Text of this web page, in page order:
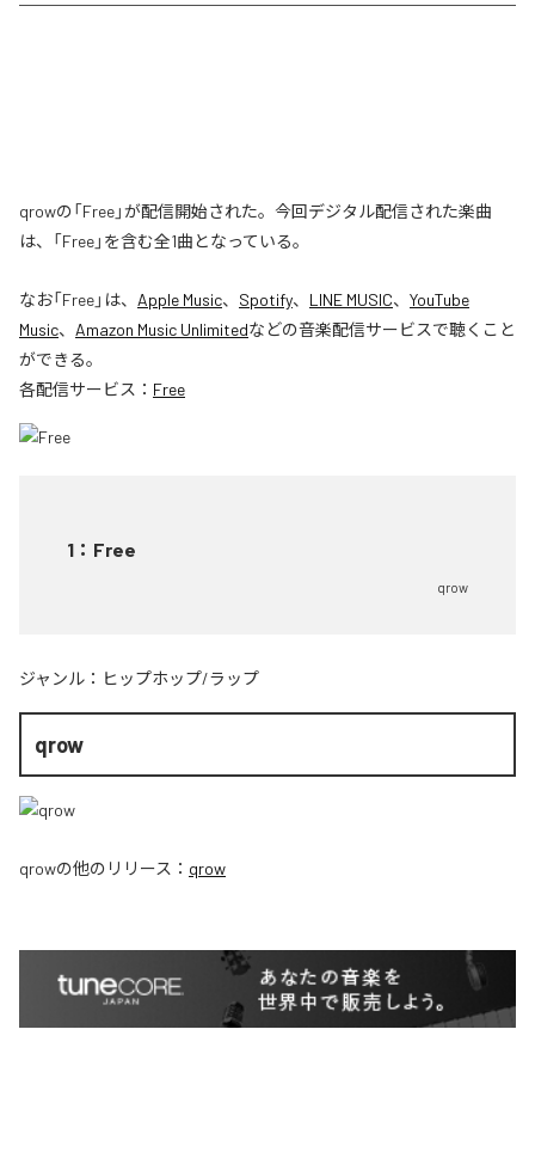
qrowの「Free」が配信開始された。今回デジタル配信された楽曲
は、「Free」を含む全1曲となっている。
なお「Free」は、 Apple Music、 Spotify、 LINE MUSIC、 YouTube
Music、 Amazon Music Unlimitedなどの音楽配信サービスで聴くこと
ができる。
各配信サービス： Free
1 ： Free
qrow
ジャンル： ヒップホップ/ラップ
qrow
qrowの他のリリース： qrow